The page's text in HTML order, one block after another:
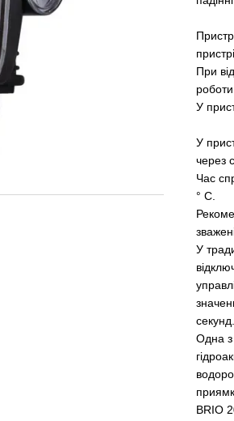
При
У
У
через
Час
° С.
У
Одна з
BRIO